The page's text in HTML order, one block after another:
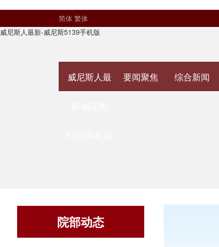
简体 繁体
威尼斯人最新-威尼斯5139手机版
威尼斯人最 要闻聚焦 综合新闻
院部动态